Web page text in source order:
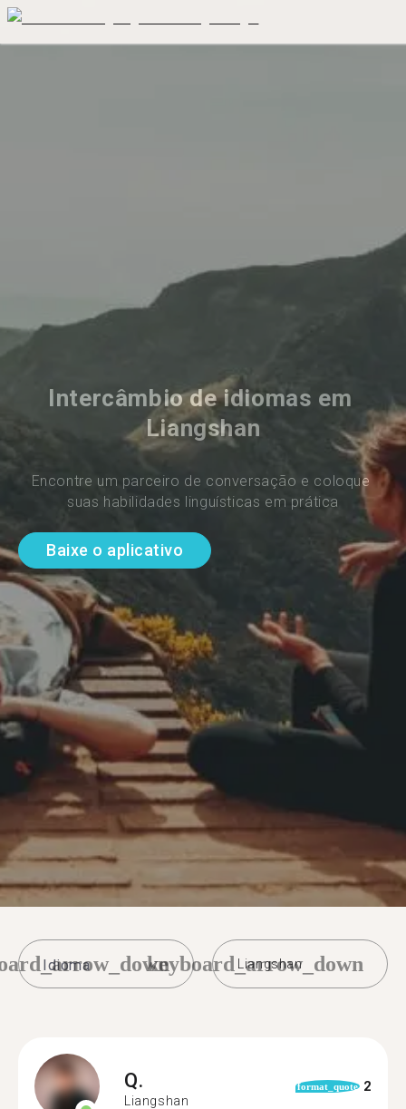
Intercâmbio de idiomas em
Liangshan
Encontre um parceiro de conversação e coloque
suas habilidades linguísticas em prática
Baixe o aplicativo
Liangshan
keyboard_arrow_down
Q.
Liangshan
format_quote 2